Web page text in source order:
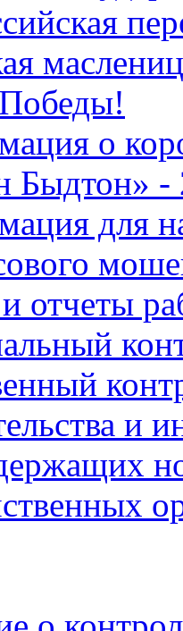
о
Быдтон» -
для
отчеты
и